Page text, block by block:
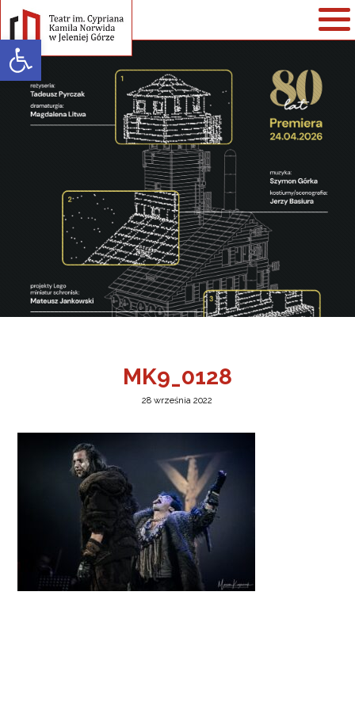
Open toolbar
w Jeleniej Górze
MK9_0128
28 września 2022